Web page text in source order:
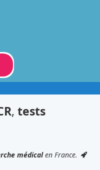
, tests
médicalen France.